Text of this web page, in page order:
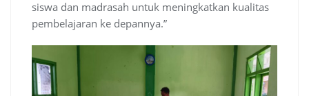
siswa dan madrasah untuk meningkatkan kualitas
pembelajaran ke depannya.”